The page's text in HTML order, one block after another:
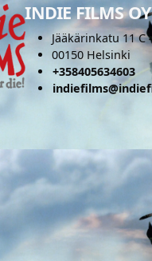
INDIE FILMS OY
Jääkärinkatu 11 C
00150 Helsinki
+358405634603